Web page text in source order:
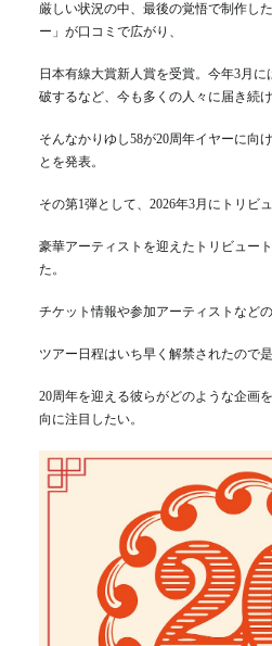
厳しい状況の中、最後の覚悟で制作し
ー」が口コミで広がり、
日本有線大賞新人賞を受賞。今年3月に
破するなど、今も多くの人々に届き続け
そんなかりゆし58が20周年イヤーに向
とを発表。
その第1弾として、2026年3月にトリビ
豪華アーティストを迎えたトリビュー
た。
チケット情報や参加アーティストなど
ツアー日程はいち早く解禁されたので
20周年を迎える彼らがどのような企画
向に注目したい。